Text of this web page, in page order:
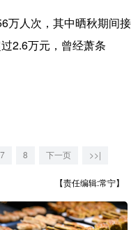
人次，其中晒秋期间接
2.6万元，曾经萧条
7 8 下一页 >>|
【责任编辑:常宁】